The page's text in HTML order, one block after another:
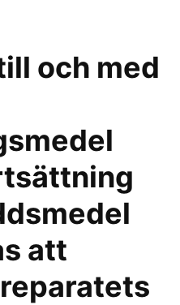
och med
att